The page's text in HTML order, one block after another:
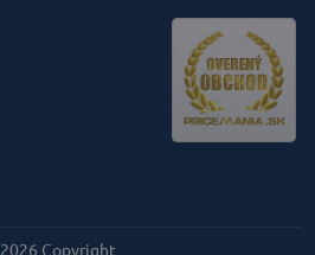
2026 Copyright